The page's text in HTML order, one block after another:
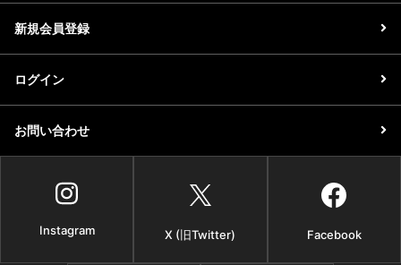
新規会員登録
ログイン
お問い合わせ
Instagram X (旧Twitter) Facebook